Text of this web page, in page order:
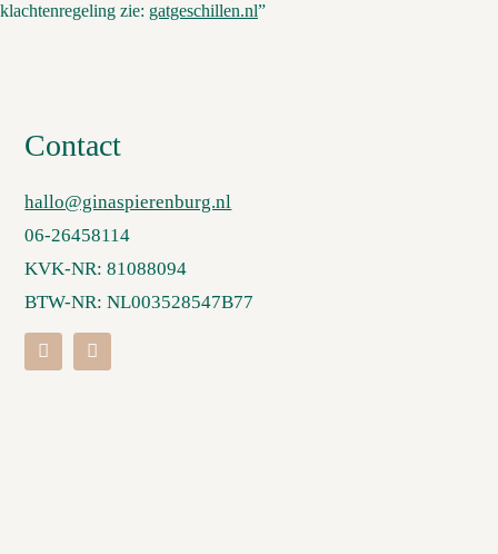
klachtenregeling zie: gatgeschillen.nl”
Contact
hallo@ginaspierenburg.nl
06-26458114
KVK-NR: 81088094
BTW-NR: NL003528547B77